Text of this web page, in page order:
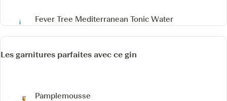
Fever Tree Mediterranean Tonic Water
Les garnitures parfaites avec ce gin
Pamplemousse